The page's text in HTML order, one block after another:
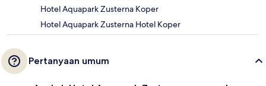
Hotel Aquapark Zusterna Koper
Hotel Aquapark Zusterna Hotel Koper
Pertanyaan umum